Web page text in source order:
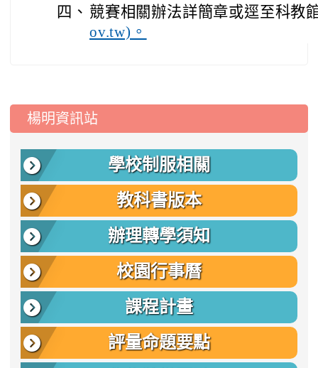
四、 競賽相關辦法詳簡章或逕至科教
ov.tw)。
::: 楊明資訊站
學校制服相關
教科書版本
辦理轉學須知
校園行事曆
課程計畫
評量命題要點